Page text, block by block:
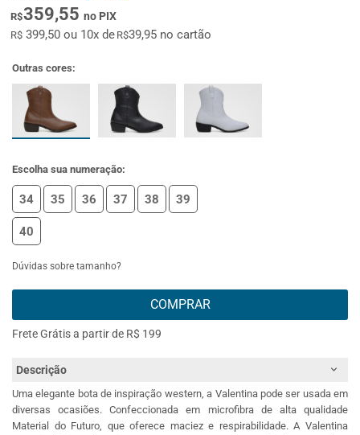
R$359,55 no PIX
R$ 399,50 ou 10x deR$39,95 no cartão
Outras cores:
Escolha sua numeração:
34 35 36 37 38 39
40
Dúvidas sobre tamanho?
COMPRAR
Frete Grátis a partir de R$ 199
Descrição
Uma elegante bota de inspiração western, a Valentina pode ser usada em
diversas ocasiões. Confeccionada em microfibra de alta qualidade
Material do Futuro, que oferece maciez e respirabilidade. A Valentina